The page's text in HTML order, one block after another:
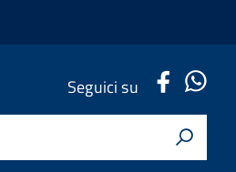
Seguici su . .